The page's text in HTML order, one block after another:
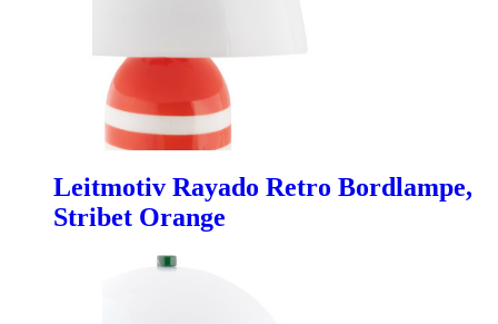
Leitmotiv Rayado Retro Bordlampe,
Stribet Orange